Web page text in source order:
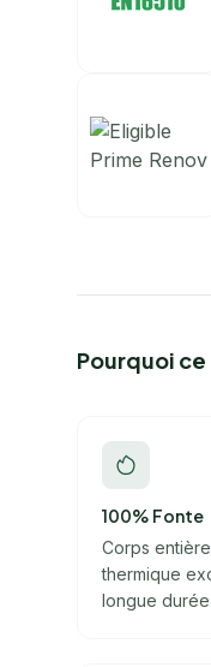
Pourquoi
100% Fonte
Corps
thermique
longue durée.